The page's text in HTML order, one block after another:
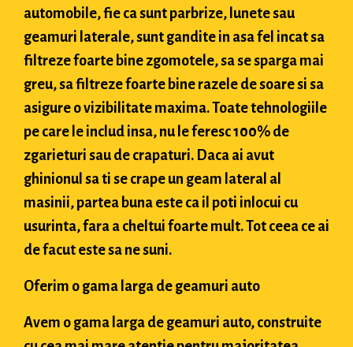
automobile, fie ca sunt parbrize, lunete sau
geamuri laterale, sunt gandite in asa fel incat sa
filtreze foarte bine zgomotele, sa se sparga mai
greu, sa filtreze foarte bine razele de soare si sa
asigure o vizibilitate maxima. Toate tehnologiile
pe care le includ insa, nu le feresc 100% de
zgarieturi sau de crapaturi. Daca ai avut
ghinionul sa ti se crape un geam lateral al
masinii, partea buna este ca il poti inlocui cu
usurinta, fara a cheltui foarte mult. Tot ceea ce ai
de facut este sa ne suni.
Oferim o gama larga de geamuri auto
Avem o gama larga de geamuri auto, construite